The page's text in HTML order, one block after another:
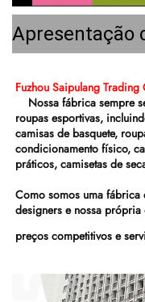
Apresentação
Fuzhou Saipulang Trading
Nossa fábrica sempre
roupas esportivas,
camisas de basquete,
condicionamento físico,
práticos, camisetas de
Como somos uma fábrica
designers e nossa
preços competitivos e